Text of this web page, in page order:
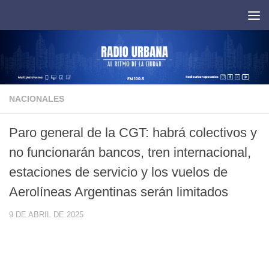
NACIONALES
Paro general de la CGT: habrá colectivos y
no funcionarán bancos, tren internacional,
estaciones de servicio y los vuelos de
Aerolíneas Argentinas serán limitados
9 DE ABRIL DE 2025